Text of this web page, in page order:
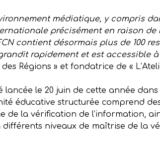
médiatique, y compris
précisément en raison
contient désormais plus de 100
rapidement et est accessible
Régions » et fondatrice de «
lancée le 20 juin de cette année
éducative structurée comprend
de la vérification de l’information,
niveaux de maîtrise de la